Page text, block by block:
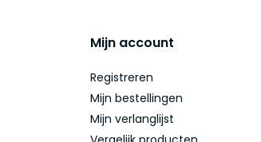
Mijn account
Registreren
Mijn bestellingen
Mijn verlanglijst